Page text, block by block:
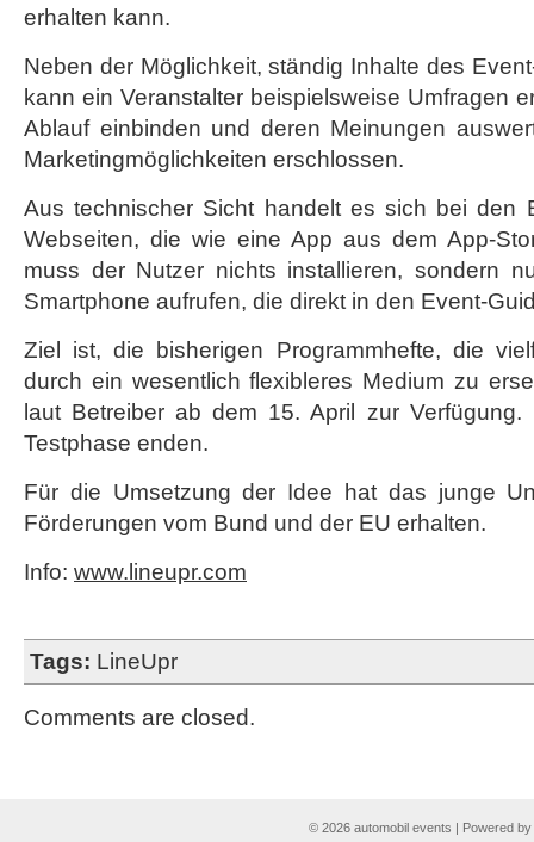
erhalten kann.
Neben der Möglichkeit, ständig Inhalte des
kann ein Veranstalter beispielsweise Umfragen
Ablauf einbinden und deren Meinungen
Marketingmöglichkeiten erschlossen.
Aus technischer Sicht handelt es sich bei den
Webseiten, die wie eine App aus dem App-
muss der Nutzer nichts installieren, sondern
Smartphone aufrufen, die direkt in den Event-
Ziel ist, die bisherigen Programmhefte, die
durch ein wesentlich flexibleres Medium zu
laut Betreiber ab dem 15. April zur
Testphase enden.
Für die Umsetzung der Idee hat das junge
Förderungen vom Bund und der EU erhalten.
Info: www.lineupr.com
Tags: LineUpr
Comments are closed.
© 2026 automobil events | Powered by